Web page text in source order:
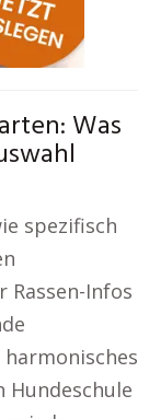
Was
spezifisch
Rassen-Infos
Hundeschule